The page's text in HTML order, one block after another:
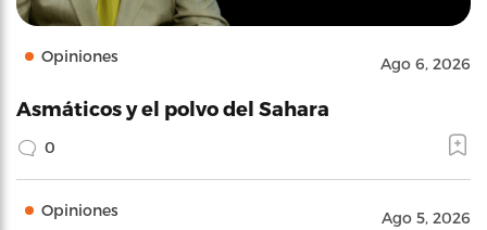
Opiniones Ago 6, 2026
Asmáticos y el polvo del Sahara
0
Opiniones Ago 5, 2026